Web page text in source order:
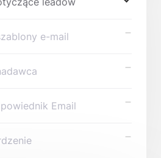
e-mail
Email